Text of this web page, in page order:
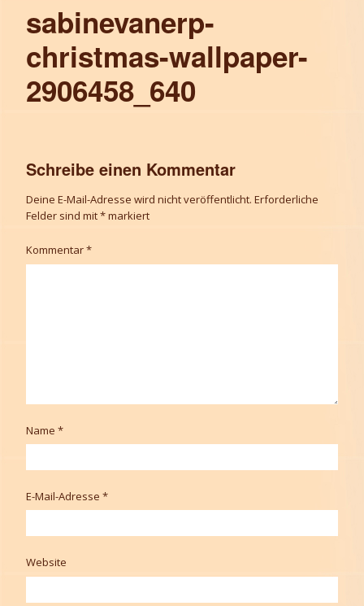
sabinevanerp-
christmas-wallpaper-
2906458_640
Schreibe einen Kommentar
Deine E-Mail-Adresse wird nicht veröffentlicht. Erforderliche
Felder sind mit*markiert
Kommentar*
Name *
E-Mail-Adresse *
Website